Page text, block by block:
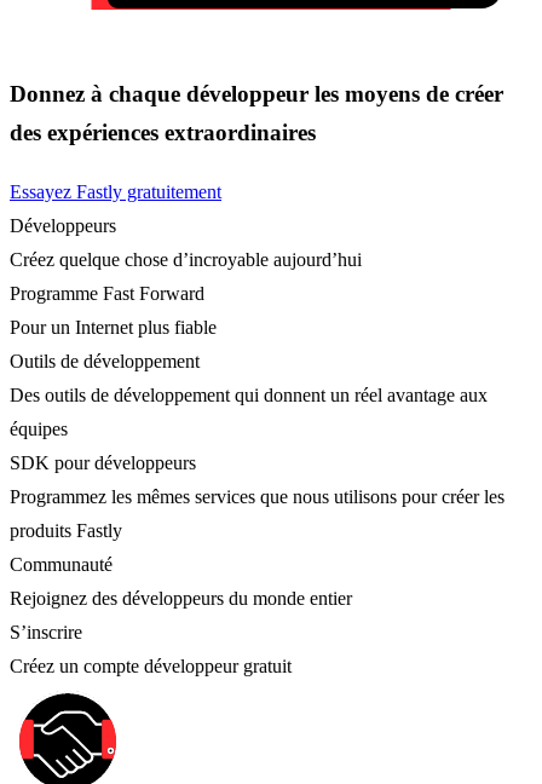
Donnez à chaque développeur les moyens de créer
des expériences extraordinaires
Essayez Fastly gratuitement
Développeurs
Créez quelque chose d’incroyable aujourd’hui
Programme Fast Forward
Pour un Internet plus fiable
Outils de développement
Des outils de développement qui donnent un réel avantage aux
équipes
SDK pour développeurs
Programmez les mêmes services que nous utilisons pour créer les
produits Fastly
Communauté
Rejoignez des développeurs du monde entier
S’inscrire
Créez un compte développeur gratuit